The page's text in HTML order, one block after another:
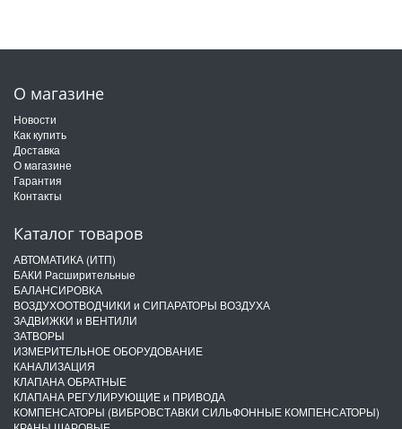
О магазине
Новости
Как купить
Доставка
О магазине
Гарантия
Контакты
Каталог товаров
АВТОМАТИКА (ИТП)
БАКИ Расширительные
БАЛАНСИРОВКА
ВОЗДУХООТВОДЧИКИ и СИПАРАТОРЫ ВОЗДУХА
ЗАДВИЖКИ и ВЕНТИЛИ
ЗАТВОРЫ
ИЗМЕРИТЕЛЬНОЕ ОБОРУДОВАНИЕ
КАНАЛИЗАЦИЯ
КЛАПАНА ОБРАТНЫЕ
КЛАПАНА РЕГУЛИРУЮЩИЕ и ПРИВОДА
КОМПЕНСАТОРЫ (ВИБРОВСТАВКИ СИЛЬФОННЫЕ КОМПЕНСАТОРЫ)